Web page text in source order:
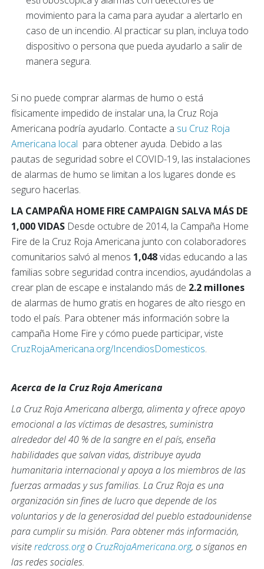
movimiento para la cama para ayudar a alertarlo en
caso de un incendio. Al practicar su plan, incluya todo
dispositivo o persona que pueda ayudarlo a salir de
manera segura.
Si no puede comprar alarmas de humo o está
físicamente impedido de instalar una, la Cruz Roja
Americana podría ayudarlo. Contacte a su Cruz Roja
Americana local para obtener ayuda. Debido a las
pautas de seguridad sobre el COVID-19, las instalaciones
de alarmas de humo se limitan a los lugares donde es
seguro hacerlas.
LA CAMPAÑA HOME FIRE CAMPAIGN SALVA MÁS DE
1,000 VIDAS Desde octubre de 2014, la Campaña Home
Fire de la Cruz Roja Americana junto con colaboradores
comunitarios salvó al menos 1,048vidas educando a las
familias sobre seguridad contra incendios, ayudándolas a
crear plan de escape e instalando más de 2.2 millones
de alarmas de humo gratis en hogares de alto riesgo en
todo el país. Para obtener más información sobre la
campaña Home Fire y cómo puede participar, viste
CruzRojaAmericana.org/IncendiosDomesticos.
Acerca de la Cruz Roja Americana
La Cruz Roja Americana alberga, alimenta y ofrece apoyo
emocional a las víctimas de desastres, suministra
alrededor del 40 % de la sangre en el país, enseña
habilidades que salvan vidas, distribuye ayuda
humanitaria internacional y apoya a los miembros de las
fuerzas armadas y sus familias. La Cruz Roja es una
organización sin fines de lucro que depende de los
voluntarios y de la generosidad del pueblo estadounidense
para cumplir su misión. Para obtener más información,
visiteredcross.orgo CruzRojaAmericana.org, o síganos en
las redes sociales.